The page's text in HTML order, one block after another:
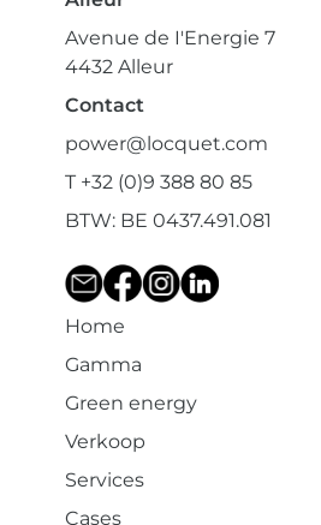
Avenue de I'Energie 7
4432 Alleur
Contact
power@locquet.com
T +32 (0)9 388 80 85
BTW: BE 0437.491.081
Home
Gamma
Green energy
Verkoop
Services
Cases